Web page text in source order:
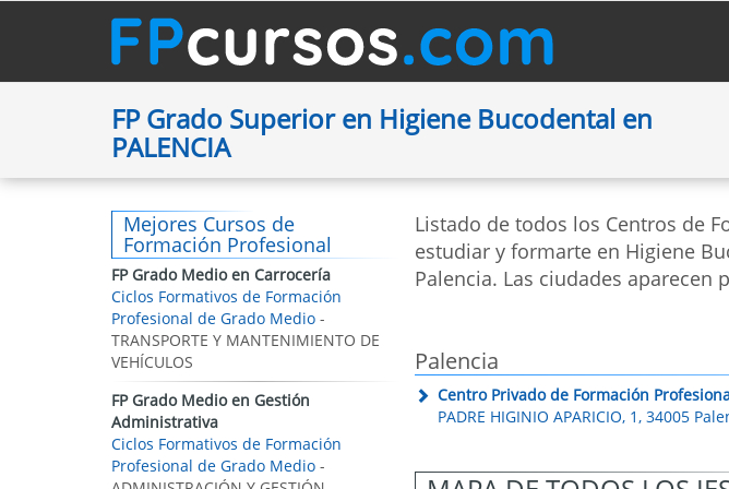
FP Grado Superior en Higiene Bucodental en
PALENCIA
Listado de todos los Centros de
estudiar y formarte en Higiene
Palencia. Las ciudades aparecen
Palencia
Centro Privado de Formación
PADRE HIGINIO APARICIO, 1, 34005
Mejores Cursos de
Formación Profesional
FP Grado Medio en Carrocería
Ciclos Formativos de Formación
Profesional de Grado Medio -
TRANSPORTE Y MANTENIMIENTO DE
VEHÍCULOS
FP Grado Medio en Gestión
Administrativa
Ciclos Formativos de Formación
Profesional de Grado Medio -